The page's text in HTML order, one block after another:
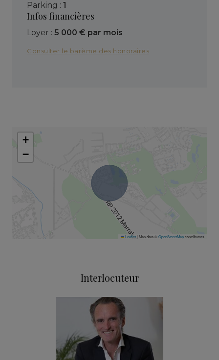
parking : 1
Infos financières
Loyer : 5 000 € par mois
Consulter le barème des honoraires
+
−
Leaflet| Map data ©OpenStreetMapcontributors
Interlocuteur